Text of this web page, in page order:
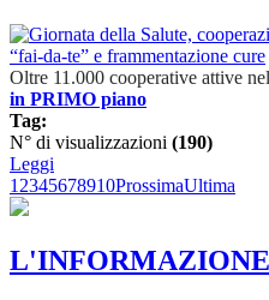
Oltre 11.000 cooperative attive
in PRIMO piano
Tag:
N° di visualizzazioni (190)
Leggi
12345678910ProssimaUltima
L'INFORMAZIONE